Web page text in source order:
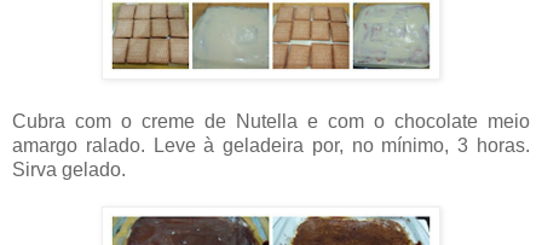
Cubra com o creme de Nutella e com o chocolate meio
amargo ralado. Leve à geladeira por, no mínimo, 3 horas.
Sirva gelado.